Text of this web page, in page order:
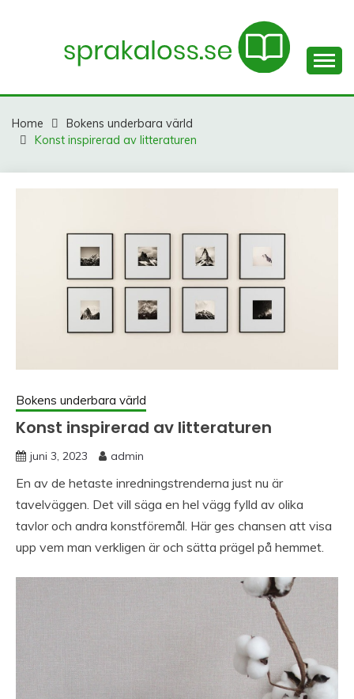
SPRAKALOSS.SE
dig!
Home
Bokens underbara värld
Konst inspirerad av litteraturen
Bokens underbara värld
Konst inspirerad av litteraturen
juni 3, 2023 admin
En av de hetaste inredningstrenderna just nu är
tavelväggen. Det vill säga en hel vägg fylld av olika
tavlor och andra konstföremål. Här ges chansen att visa
upp vem man verkligen är och sätta prägel på hemmet.